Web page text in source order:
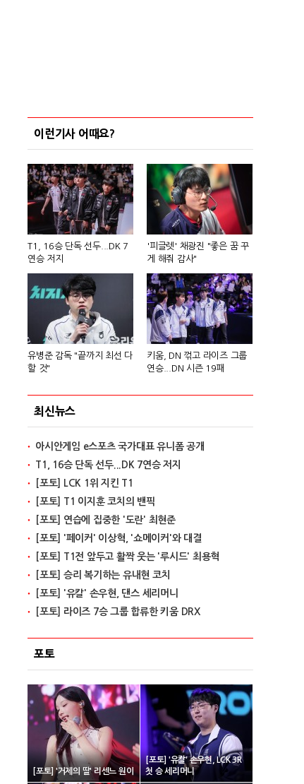
이런기사 어때요?
T1, 16승 단독 선두...DK 7
연승 저지
'피글렛' 채광진 "좋은 꿈 꾸
게 해줘 감사"
유병준 감독 "끝까지 최선 다
할 것"
키움, DN 꺾고 라이즈 그룹
연승...DN 시즌 19패
최신뉴스
아시안게임 e스포츠 국가대표 유니폼 공개
T1, 16승 단독 선두...DK 7연승 저지
[포토] LCK 1위 지킨 T1
[포토] T1 이지훈 코치의 밴픽
[포토] 연습에 집중한 '도란' 최현준
[포토] '페이커' 이상혁, '쇼메이커'와 대결
[포토] T1전 앞두고 활짝 웃는 '루시드' 최용혁
[포토] 승리 복기하는 유내현 코치
[포토] '유칼' 손우현, 댄스 세리머니
[포토] 라이즈 7승 그룹 합류한 키움 DRX
포토
[포토] '거제의 딸' 리센느 원이
[포토] '유칼' 손우현, LCK 3R
첫 승 세리머니